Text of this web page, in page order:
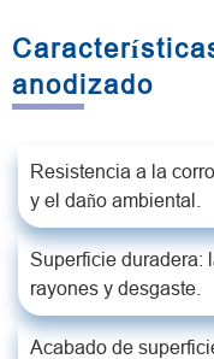
anodizado
Resistencia a la
y el daño ambiental.
Superficie duradera:
rayones y desgaste.
Acabado de